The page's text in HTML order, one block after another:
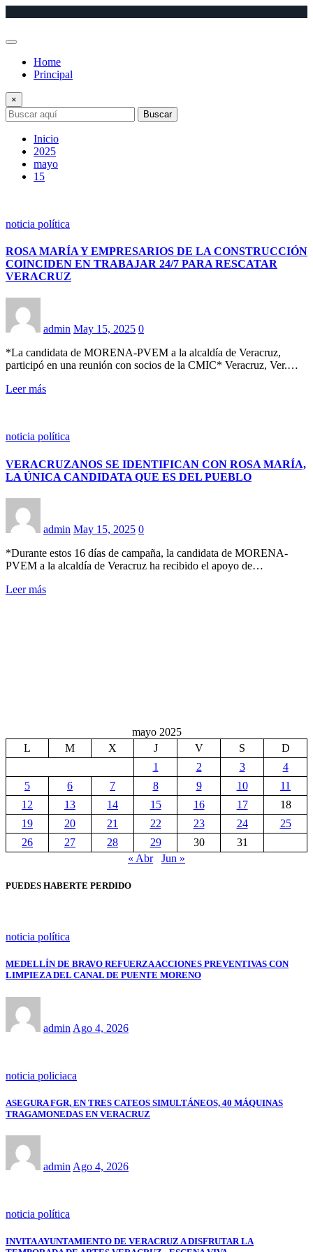
Home
Principal
×
Buscar
Inicio
2025
mayo
15
noticia política
ROSA MARÍA Y EMPRESARIOS DE LA CONSTRUCCIÓN
COINCIDEN EN TRABAJAR 24/7 PARA RESCATAR
VERACRUZ
admin May 15, 2025 0
*La candidata de MORENA-PVEM a la alcaldía de Veracruz,
participó en una reunión con socios de la CMIC* Veracruz, Ver.…
Leer más
noticia política
VERACRUZANOS SE IDENTIFICAN CON ROSA MARÍA,
LA ÚNICA CANDIDATA QUE ES DEL PUEBLO
admin May 15, 2025 0
*Durante estos 16 días de campaña, la candidata de MORENA-
PVEM a la alcaldía de Veracruz ha recibido el apoyo de…
Leer más
mayo 2025
L
M X J V S
D
1
2 3
4
5
6 7 8 9 10
11
12
13 14 15 16 17
18
19
20 21 22 23 24
25
26
27 28 29 30
31
« Abr
Jun »
PUEDES HABERTE PERDIDO
noticia política
MEDELLÍN DE BRAVO REFUERZA ACCIONES PREVENTIVAS CON
LIMPIEZA DEL CANAL DE PUENTE MORENO
admin Ago 4, 2026
noticia policiaca
ASEGURA FGR, EN TRES CATEOS SIMULTÁNEOS, 40 MÁQUINAS
TRAGAMONEDAS EN VERACRUZ
admin Ago 4, 2026
noticia política
INVITA AYUNTAMIENTO DE VERACRUZ A DISFRUTAR LA